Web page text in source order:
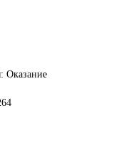
Оказание